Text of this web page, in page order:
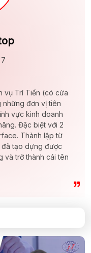
7
vụ Trí Tiến (có cửa
những đơn vị tiên
vực kinh doanh
Đặc biệt với 2
Thành lập từ
đã tạo dựng được
và trở thành cái tên